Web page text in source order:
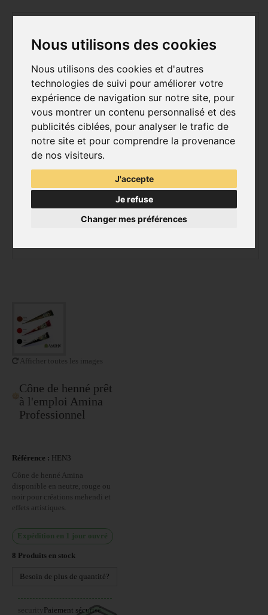
Nous utilisons des cookies
Nous utilisons des cookies et d'autres
technologies de suivi pour améliorer votre
expérience de navigation sur notre site, pour
vous montrer un contenu personnalisé et des
publicités ciblées, pour analyser le trafic de
notre site et pour comprendre la provenance
de nos visiteurs.
J'accepte
Je refuse
Changer mes préférences
Afficher toutes les images
Cône de henné prêt
à l'emploi Amina
Professionnel
Référence : HEN3
Cône de henné Amina
disponible en neutre, rouge ou
noir pour créations mehendi et
effets artistiques.
Expédition en 1 jour ouvré
8 Produits en stock
Besoin de plus de quantité?
security Paiement sécurisé